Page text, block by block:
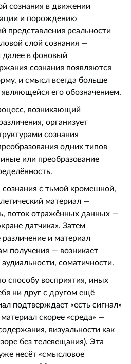
сознания в движении
и порождению
представления реальности
слой сознания —
в фоновый
сознания появляются
и смысл всегда больше
его обозначением.
возникающий
организует
сознания
одних типов
или преобразование
сознания с тьмой кромешной,
материал —
поток отражённых данных —
датчика». Затем
и материал
получения — возникает
соматичности.
способу восприятия, иных
ни друг с другом ещё
подтверждает «есть сигнал»
скорее «среда» —
визуальности как
без телевещания). Эта
несёт «смысловое